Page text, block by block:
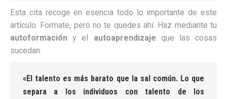
Esta cita recoge en esencia todo lo importante de este
artículo. Formate, pero no te quedes ahí. Haz mediante tu
autoformacióny el autoaprendizaje que las cosas
sucedan.
«El talento es más barato que la sal común. Lo que
separa a los individuos con talento de los